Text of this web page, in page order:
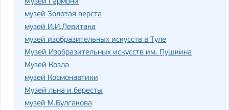
Музей Гармони
музей Золотая верста
музей И.И.Левитана
музей изобразительных искусств в Туле
Музей Изобразительных искусств им. Пушкина
Музей Козла
музей Космонавтики
Музей льна и бересты
музей М.Булгакова